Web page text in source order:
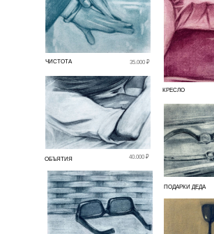
ЧИСТОТА 35.000 ₽
КРЕСЛО
ПОДАРКИ ДЕДА
ОБЪЯТИЯ 40.000 ₽